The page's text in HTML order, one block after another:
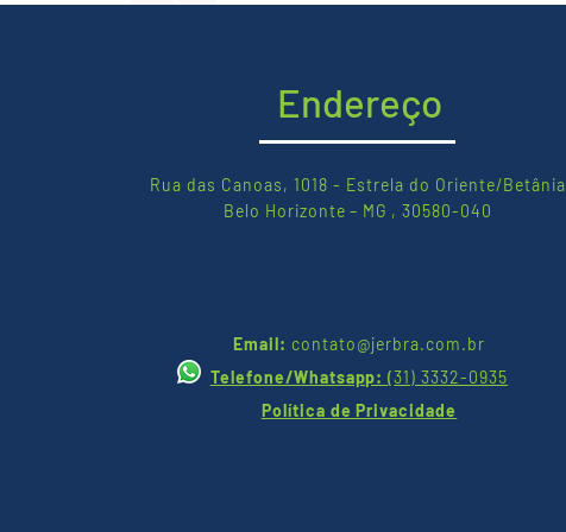
Endereço
Rua das Canoas, 1018 - Estrela do Oriente/Betânia
Belo Horizonte – MG , 30580-040
Email: contato@jerbra.com.br
Telefone/Whatsapp:(31) 3332-0935
Política de Privacidade